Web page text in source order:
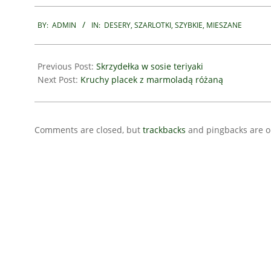
07-
BY: ADMIN IN: DESERY, SZARLOTKI, SZYBKIE, MIESZANE
Previous Post: Skrzydełka w sosie teriyaki
Next Post: Kruchy placek z marmoladą różaną
Comments are closed, but trackbacks and pingbacks are